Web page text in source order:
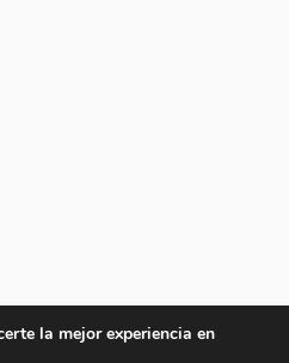
la mejor experiencia en